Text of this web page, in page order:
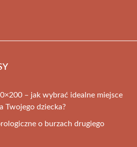
– jak wybrać idealne miejsce
Twojego dziecka?
o burzach drugiego